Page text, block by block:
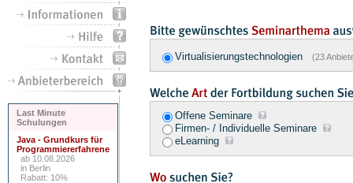
Last Minute
Schulungen
Java - Grundkurs für
Programmiererfahrene
ab 10.08.2026
in Berlin
Rabatt: 10%
Virtualisierungstechnologien (23
Offene Seminare
Firmen- / Individuelle Seminare
eLearning